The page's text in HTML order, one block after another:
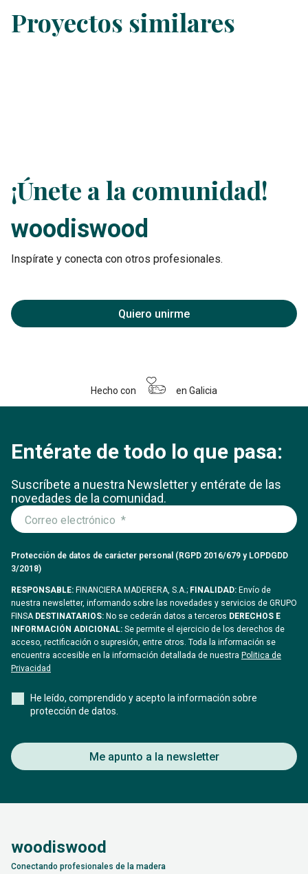
Proyectos similares
¡Únete a la comunidad!
woodiswood
Inspírate y conecta con otros profesionales.
Quiero unirme
Hecho con en Galicia
Entérate de todo lo que pasa:
Suscríbete a nuestra Newsletter y entérate de las
novedades de la comunidad.
Protección de datos de carácter personal (RGPD 2016/679 y LOPDGDD
3/2018)
RESPONSABLE: FINANCIERA MADERERA, S.A.; FINALIDAD: Envío de
nuestra newsletter, informando sobre las novedades y servicios de GRUPO
FINSADESTINATARIOS: No se cederán datos a terceros DERECHOS E
INFORMACIÓN ADICIONAL: Se permite el ejercicio de los derechos de
acceso, rectificación o supresión, entre otros. Toda la información se
encuentra accesible en la información detallada de nuestra Politica de
Privacidad
He leído, comprendido y acepto la información sobre
protección de datos.
Me apunto a la newsletter
woodiswood
Conectando profesionales de la madera